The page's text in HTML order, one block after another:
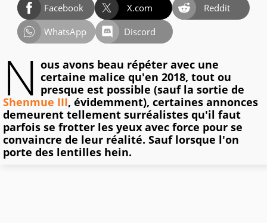
Facebook X.com
Reddit
WhatsApp
Discord
N ous avons beau répéter avec une
certaine malice qu'en 2018, tout ou
presque est possible (sauf la sortie de
Shenmue III, évidemment), certaines annonces
demeurent tellement surréalistes qu'il faut
parfois se frotter les yeux avec force pour se
convaincre de leur réalité. Sauf lorsque l'on
porte des lentilles hein.